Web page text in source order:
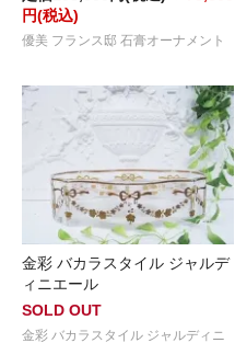
円(税込)
優美 フランス邸 石膏オーナメント
金彩 バカラスタイル ジャルデ
ィニエール
SOLD OUT
金彩 バカラスタイル ジャルディニ